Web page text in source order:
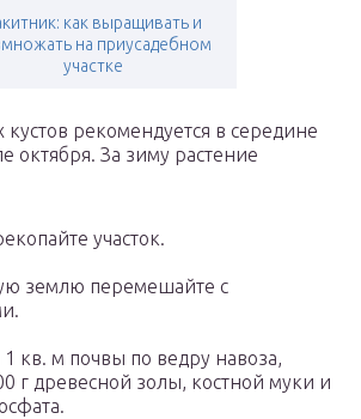
как выращивать и
на приусадебном
участке
кустов рекомендуется в середине
октября. За зиму растение
участок.
землю перемешайте с
1 кв. м почвы по ведру навоза,
г древесной золы, костной муки и